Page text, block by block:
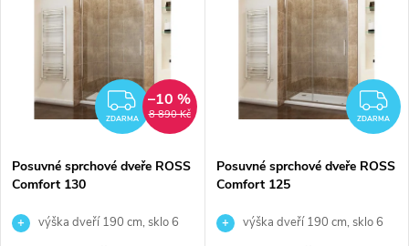
p
r
Nejprodávanější
Abecedně
s
p
ZDARMA
ZDARMA 8 890 Kč
–10 %
Posuvné sprchové dveře ROSS
Comfort 130
výška dveří 190 cm, sklo 6
ZDARMA
Posuvné sprchové dveře ROSS
Comfort 125
výška dveří 190 cm, sklo 6